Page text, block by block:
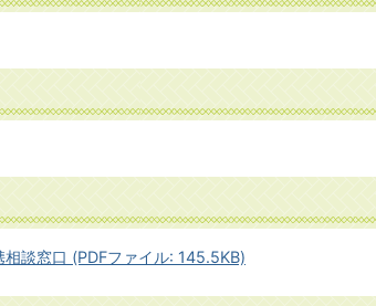
談窓口 (PDFファイル: 145.5KB)